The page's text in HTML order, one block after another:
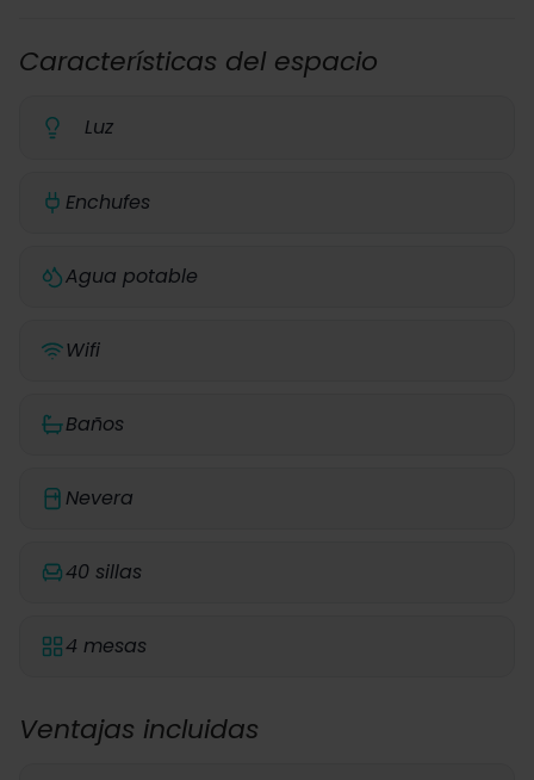
Características del espacio
Luz
Enchufes
Agua potable
Wifi
Baños
Nevera
40 sillas
4 mesas
Ventajas incluidas